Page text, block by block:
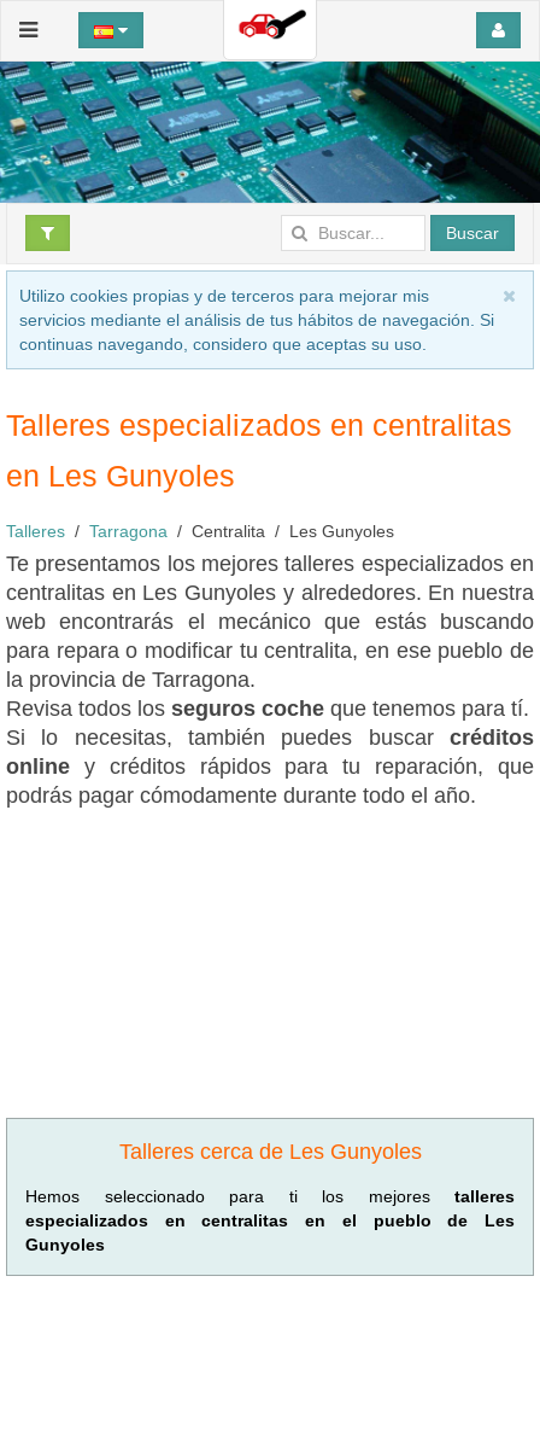
Buscar
Utilizo cookies propias y de terceros para mejorar mis
servicios mediante el análisis de tus hábitos de navegación. Si
continuas navegando, considero que aceptas su uso.
Talleres especializados en centralitas
en Les Gunyoles
Talleres Tarragona Centralita Les Gunyoles
Te presentamos los mejores talleres especializados en
centralitas en Les Gunyoles y alrededores. En nuestra
web encontrarás el mecánico que estás buscando
para repara o modificar tu centralita, en ese pueblo de
la provincia de Tarragona.
Revisa todos los seguros coche que tenemos para tí.
Si lo necesitas, también puedes buscar créditos
online y créditos rápidos para tu reparación, que
podrás pagar cómodamente durante todo el año.
Talleres cerca de Les Gunyoles
Hemos seleccionado para ti los mejores talleres
especializados en centralitas en el pueblo de Les
Gunyoles